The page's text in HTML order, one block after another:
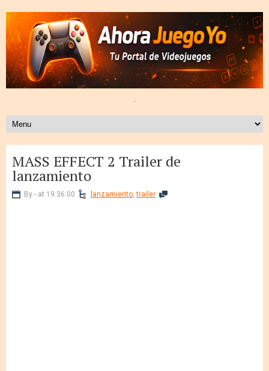
.
MASS EFFECT 2 Trailer de
lanzamiento
By - at 19:36:00 lanzamiento,trailer